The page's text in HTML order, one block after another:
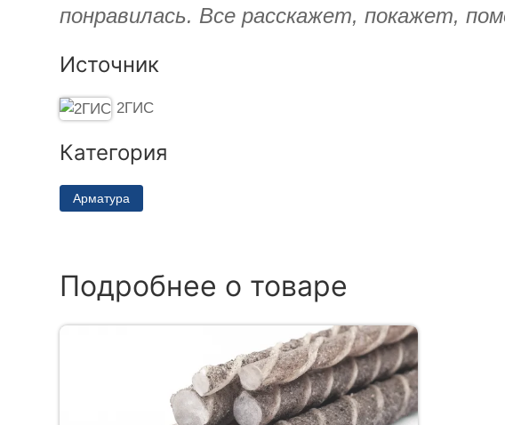
понравилась. Все расскажет, покажет,
Источник
2ГИС
Категория
Арматура
Подробнее о товаре